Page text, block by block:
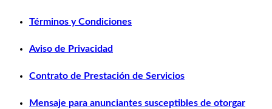
Términos y Condiciones
Aviso de Privacidad
Contrato de Prestación de Servicios
Mensaje para anunciantes susceptibles de otorgar